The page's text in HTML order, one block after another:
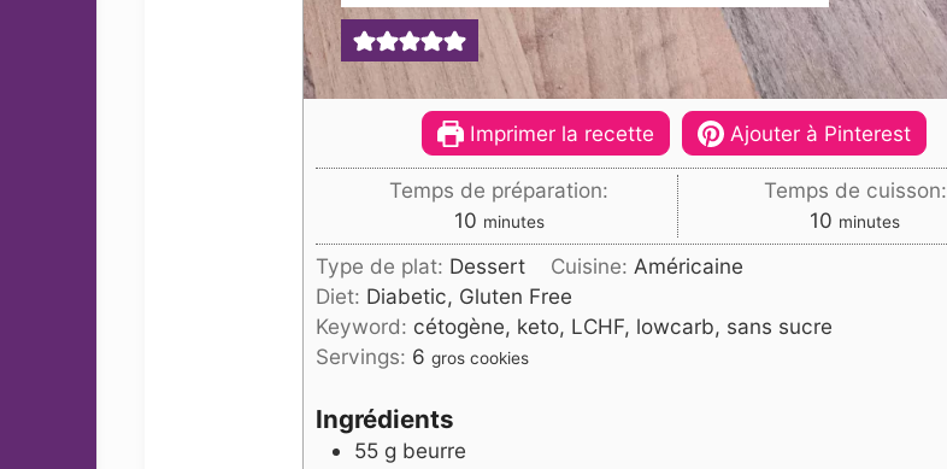
Imprimer la recette Ajouter à Pinterest
Temps de préparation:
10minutes
minutes
Temps de cuisson:
10 minutes
minutes
Type de plat: Dessert Cuisine: Américaine
Diet: Diabetic, Gluten Free
Keyword: cétogène, keto, LCHF, lowcarb, sans sucre
Servings: 6 gros cookies
Ingrédients
55 g beurre